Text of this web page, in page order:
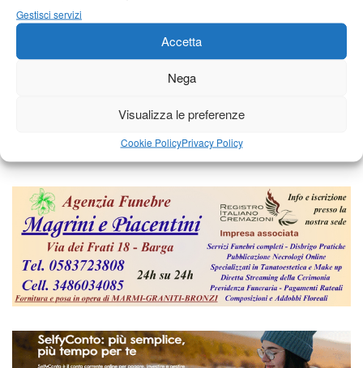
Gestisci servizi
Accetta
Nega
Visualizza le preferenze
Cookie PolicyPrivacy Policy